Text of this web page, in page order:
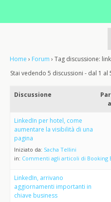
Home › Forum › Tag discussione:
Stai vedendo 5 discussioni - dal 1 al
Discussione
LinkedIn per hotel, come
aumentare la visibilità di una
pagina
Iniziato da: Sacha Tellini
in: Commenti agli articoli di Booking
LinkedIn, arrivano
aggiornamenti importanti in
chiave business